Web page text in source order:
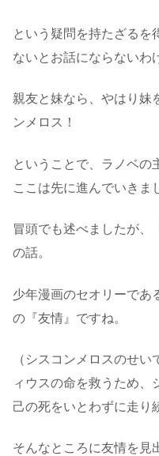
という疑問を持たざるを
ないとお話にならないわ
親友と妹なら、やはり
ンメロス！
ということで、ラノベの
ここは先に進んでいきま
冒頭でも述べましたが、
の話。
少年漫画のセオリーであ
の『友情』ですね。
（シスコンメロスのせ
ィウスの命を救うため
己の死をいとわずに走り
そんなところに友情を見